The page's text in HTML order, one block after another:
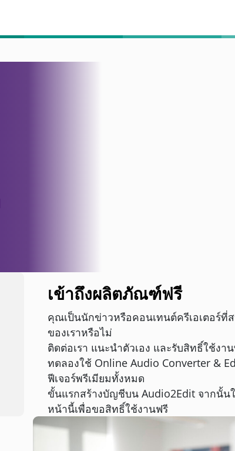
เข้าถึงผลิตภัณฑ์ฟรี
คุณเป็นนักข่าวหรือคอนเทนต์ครีเอเตอร์
ของเราหรือไม่
ติดต่อเรา แนะนำตัวเอง และรับสิทธิ์ใช้งา
ทดลองใช้ Online Audio Converter &
ฟีเจอร์พรีเมียมทั้งหมด
ขั้นแรกสร้างบัญชีบน Audio2Edit จากนั้
หน้านี้เพื่อขอสิทธิ์ใช้งานฟรี